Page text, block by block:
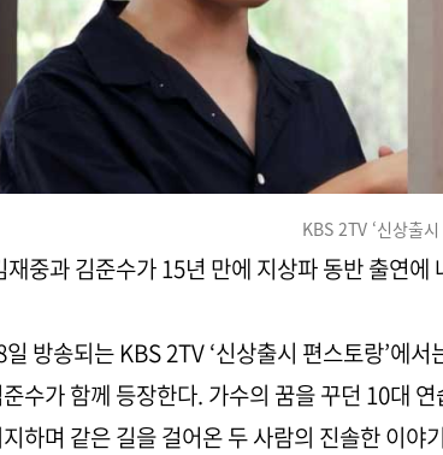
KBS 2TV ‘신상출
재중과 김준수가 15년 만에 지상파 동반 출연에
일 방송되는 KBS 2TV ‘신상출시 편스토랑’에
수가 함께 등장한다. 가수의 꿈을 꾸던 10대
하며 같은 길을 걸어온 두 사람의 진솔한 이야